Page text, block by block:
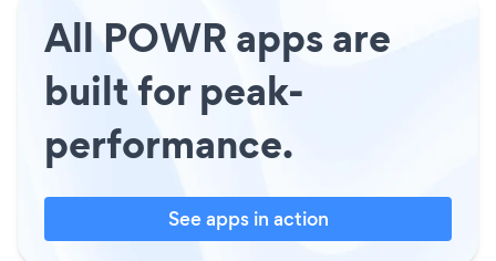
All POWR apps are
built for peak-
performance.
See apps in action